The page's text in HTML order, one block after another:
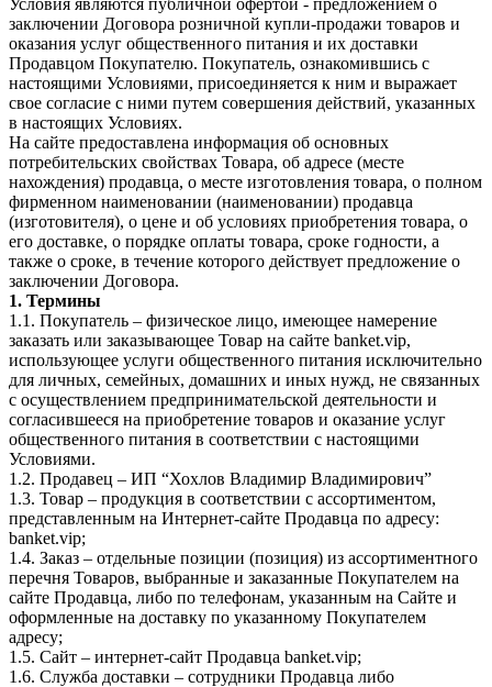
Условия являются публичной офертой - предложением о
заключении Договора розничной купли-продажи товаров и
оказания услуг общественного питания и их доставки
Продавцом Покупателю. Покупатель, ознакомившись с
настоящими Условиями, присоединяется к ним и выражает
свое согласие с ними путем совершения действий, указанных
в настоящих Условиях.
На сайте предоставлена информация об основных
потребительских свойствах Товара, об адресе (месте
нахождения) продавца, о месте изготовления товара, о полном
фирменном наименовании (наименовании) продавца
(изготовителя), о цене и об условиях приобретения товара, о
его доставке, о порядке оплаты товара, сроке годности, а
также о сроке, в течение которого действует предложение о
заключении Договора.
1. Термины
1.1. Покупатель – физическое лицо, имеющее намерение
заказать или заказывающее Товар на сайте banket.vip,
использующее услуги общественного питания исключительно
для личных, семейных, домашних и иных нужд, не связанных
с осуществлением предпринимательской деятельности и
согласившееся на приобретение товаров и оказание услуг
общественного питания в соответствии с настоящими
Условиями.
1.2. Продавец – ИП “Хохлов Владимир Владимирович”
1.3. Товар – продукция в соответствии с ассортиментом,
представленным на Интернет-сайте Продавца по адресу:
banket.vip;
1.4. Заказ – отдельные позиции (позиция) из ассортиментного
перечня Товаров, выбранные и заказанные Покупателем на
сайте Продавца, либо по телефонам, указанным на Сайте и
оформленные на доставку по указанному Покупателем
адресу;
1.5. Сайт – интернет-сайт Продавца banket.vip;
1.6. Служба доставки – сотрудники Продавца либо